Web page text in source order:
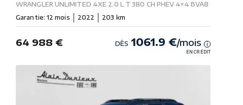
WRANGLER UNLIMITED 4XE 2.0 L T 380 CH PHEV 4×4 BVA8
Garantie: 12 mois
2022 203 km
64 988 € DÈS 1061.9 €/mois i
EN CRÉDIT